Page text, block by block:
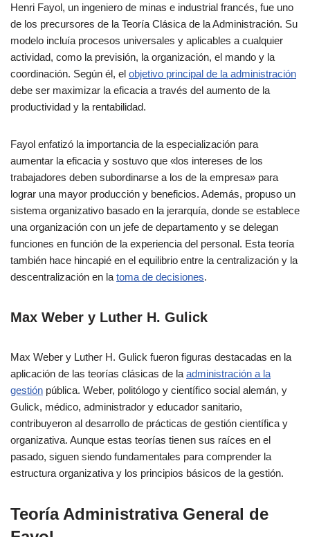
Henri Fayol, un ingeniero de minas e industrial francés, fue uno
de los precursores de la Teoría Clásica de la Administración. Su
modelo incluía procesos universales y aplicables a cualquier
actividad, como la previsión, la organización, el mando y la
coordinación. Según él, el objetivo principal de la administración
debe ser maximizar la eficacia a través del aumento de la
productividad y la rentabilidad.
Fayol enfatizó la importancia de la especialización para
aumentar la eficacia y sostuvo que «los intereses de los
trabajadores deben subordinarse a los de la empresa» para
lograr una mayor producción y beneficios. Además, propuso un
sistema organizativo basado en la jerarquía, donde se establece
una organización con un jefe de departamento y se delegan
funciones en función de la experiencia del personal. Esta teoría
también hace hincapié en el equilibrio entre la centralización y la
descentralización en la toma de decisiones.
Max Weber y Luther H. Gulick
Max Weber y Luther H. Gulick fueron figuras destacadas en la
aplicación de las teorías clásicas de la administración a la
gestión pública. Weber, politólogo y científico social alemán, y
Gulick, médico, administrador y educador sanitario,
contribuyeron al desarrollo de prácticas de gestión científica y
organizativa. Aunque estas teorías tienen sus raíces en el
pasado, siguen siendo fundamentales para comprender la
estructura organizativa y los principios básicos de la gestión.
Teoría Administrativa General de